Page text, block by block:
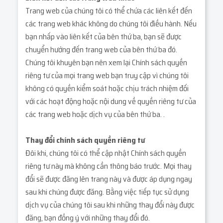
Trang web của chúng tôi có thể chứa các liên kết đến
các trang web khác không do chúng tôi điều hành. Nếu
bạn nhấp vào liên kết của bên thứ ba, bạn sẽ được
chuyển hướng đến trang web của bên thứ ba đó.
Chúng tôi khuyên bạn nên xem lại Chính sách quyền
riêng tư của mọi trang web bạn truy cập vì chúng tôi
không có quyền kiểm soát hoặc chịu trách nhiệm đối
với các hoạt động hoặc nội dung về quyền riêng tư của
các trang web hoặc dịch vụ của bên thứ ba. .
Thay đổi chính sách quyền riêng tư
Đôi khi, chúng tôi có thể cập nhật Chính sách quyền
riêng tư này mà không cần thông báo trước. Mọi thay
đổi sẽ được đăng lên trang này và được áp dụng ngay
sau khi chúng được đăng. Bằng việc tiếp tục sử dụng
dịch vụ của chúng tôi sau khi những thay đổi này được
đăng, bạn đồng ý với những thay đổi đó.